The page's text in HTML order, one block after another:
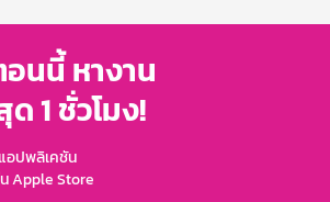
นนี้ หางาน
1 ชั่วโมง!
อปพลิเคชัน
Apple Store